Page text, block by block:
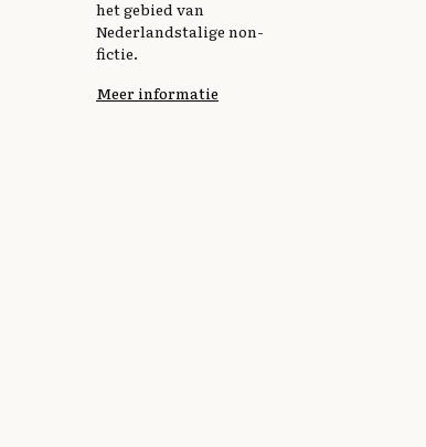
het gebied van
Nederlandstalige non-
fictie.
Meer informatie